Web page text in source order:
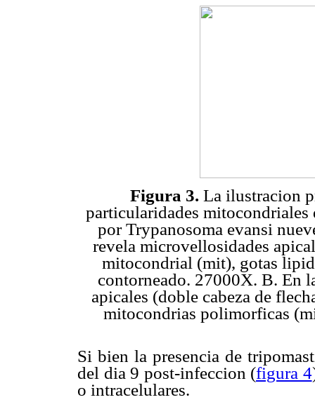
Figura 3. La ilustracion
particularidades
por Trypanosoma evansi
revela microvellosidades
mitocondrial (mit), gotas
contorneado. 27000X. B. En
apicales (doble cabeza de
mitocondrias polimorficas
Si bien la presencia de
del dia 9 post-infeccion (figura 4
o intracelulares.